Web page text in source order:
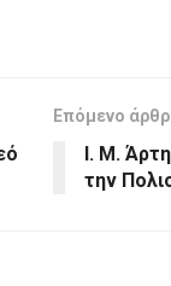
Επόμενο
Ι. Μ.
την